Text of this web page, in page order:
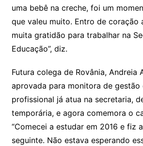
uma bebê na creche, foi um
que valeu muito. Entro de coração
muita gratidão para trabalhar na
Educação”, diz.
Futura colega de Rovânia, Andreia
aprovada para monitora de gestão
profissional já atua na secretaria,
temporária, e agora comemora o
“Comecei a estudar em 2016 e fiz
seguinte. Não estava esperando